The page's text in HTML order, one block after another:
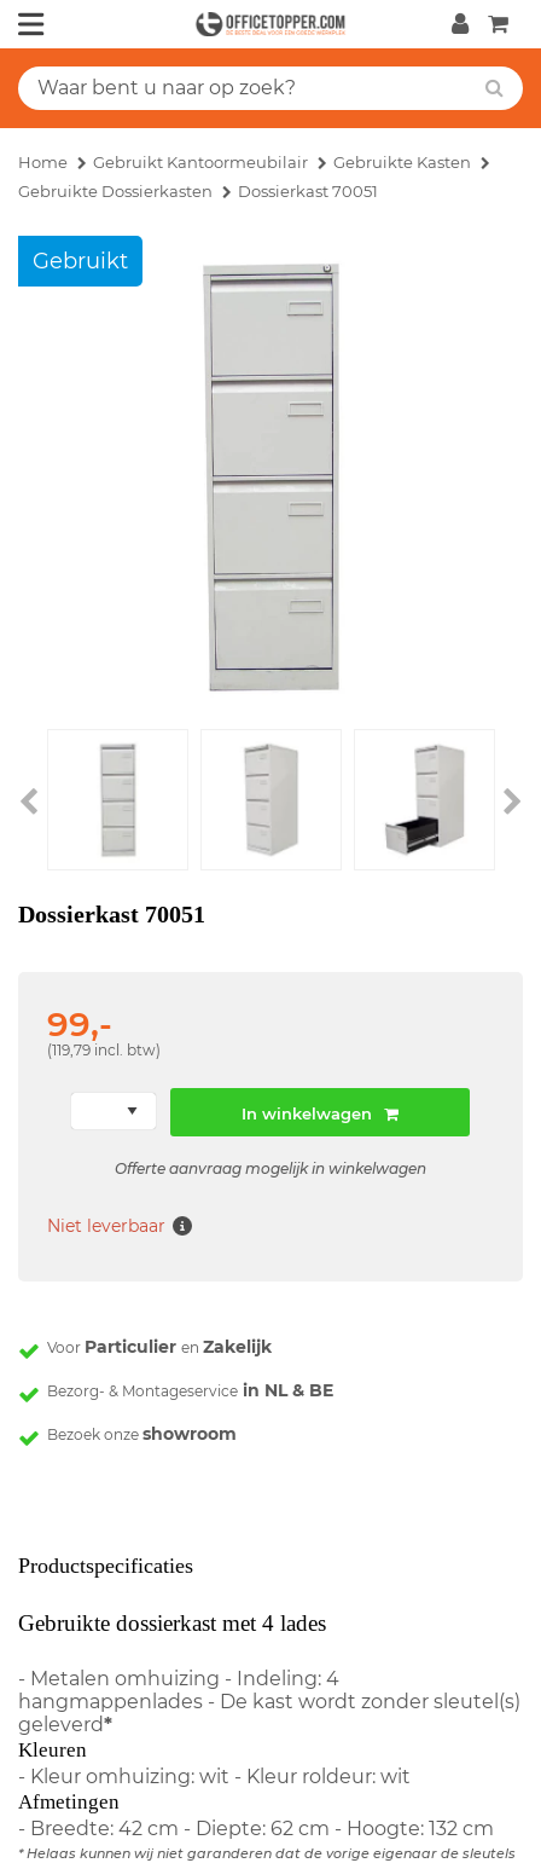
Home Gebruikt Kantoormeubilair
Gebruikte Kasten
Gebruikte Dossierkasten
Dossierkast 70051
Gebruikt
Dossierkast 70051
99,-
(119,79 incl. btw)
In winkelwagen
Offerte aanvraag mogelijk in winkelwagen
Niet leverbaar
Voor Particulier en Zakelijk
Bezorg- & Montageservice in NL & BE
Bezoek onze showroom
Productspecificaties
Gebruikte dossierkast met 4 lades
- Metalen omhuizing - Indeling: 4
hangmappenlades - De kast wordt zonder sleutel(s)
geleverd*
Kleuren
- Kleur omhuizing: wit - Kleur roldeur: wit
Afmetingen
- Breedte: 42 cm - Diepte: 62 cm - Hoogte: 132 cm
* Helaas kunnen wij niet garanderen dat de vorige eigenaar de sleutels